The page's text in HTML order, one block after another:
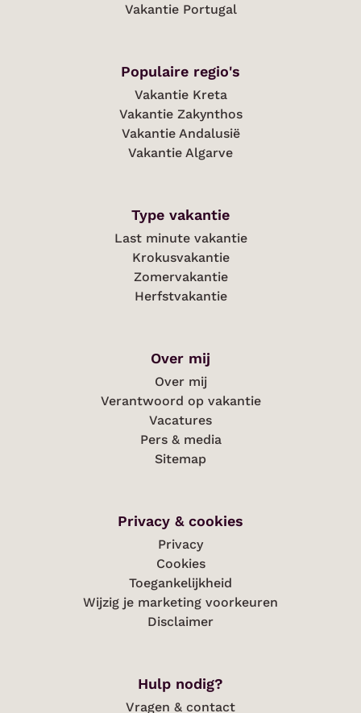
Vakantie Portugal
Populaire regio's
Vakantie Kreta
Vakantie Zakynthos
Vakantie Andalusië
Vakantie Algarve
Type vakantie
Last minute vakantie
Krokusvakantie
Zomervakantie
Herfstvakantie
Over mij
Over mij
Verantwoord op vakantie
Vacatures
Pers & media
Sitemap
Privacy & cookies
Privacy
Cookies
Toegankelijkheid
Wijzig je marketing voorkeuren
Disclaimer
Hulp nodig?
Vragen & contact